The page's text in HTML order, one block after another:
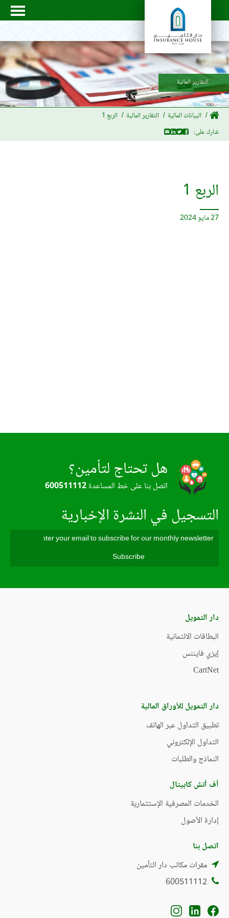
التقارير المالية
البيانات المالية التقارير المالية
الربع 1
شارك على:
الربع 1
27 مايو 2024
هل تحتاج لتأمين؟
اتصل بنا على خط المساعدة600511112
التسجيل في النشرة الإخبارية
دار التمويل
البطاقات الائتمانية
إيزي فايننس
CartNet
دار التمويل للأوراق المالية
تطبيق التداول عبر الهاتف
التداول الإلكتروني
النماذج والطلبات
أف أتش كابيتال
الخدمات المصرفية الإستثمارية
إدارة الأصول
اتصل بنا
مقرات مكاتب دار التأمين
600511112